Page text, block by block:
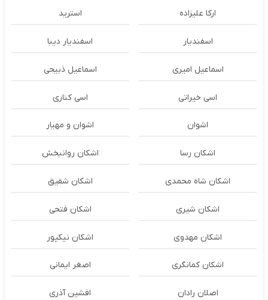
ارکا علیزاده استرید
اسفندیار اسفندیار دیبا
اسماعیل امیری اسماعیل ذبیحی
اسی خیراتی اسی کناری
اشوان اشوان و مهیار
اشکان رسا اشکان روانبخش
اشکان شاه محمدی اشکان شفیق
اشکان شیری اشکان فتحی
اشکان مهدوی اشکان نیکپور
اشکان‌ کمانگری اصغر ایمانی
اصلان رادان افشین آذری